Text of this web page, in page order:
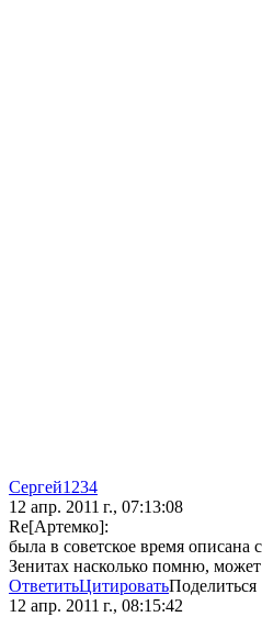
Сергей1234
12 апр. 2011 г., 07:13:08
Re[Артемко]:
была в советское время описана
Зенитах насколько помню,
ОтветитьЦитироватьПоделиться
12 апр. 2011 г., 08:15:42